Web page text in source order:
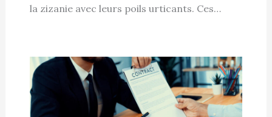
la zizanie avec leurs poils urticants. Ces…